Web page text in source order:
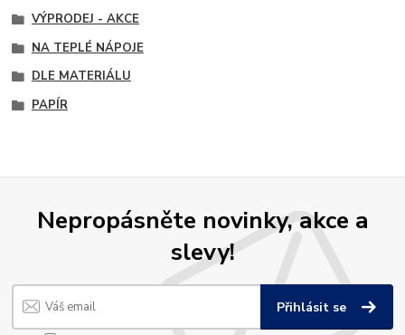
VÝPRODEJ - AKCE
NA TEPLÉ NÁPOJE
DLE MATERIÁLU
PAPÍR
Nepropásněte novinky, akce a
slevy!
Přihlásit se